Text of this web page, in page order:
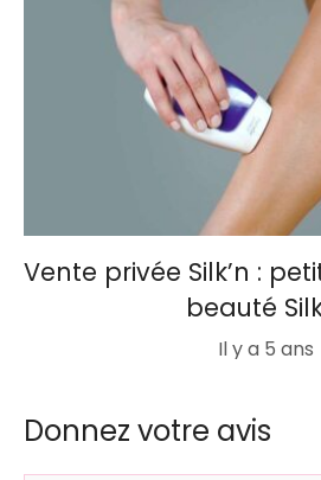
Vente privée Silk’n :
beauté
Il y a 5 ans
Donnez votre avis